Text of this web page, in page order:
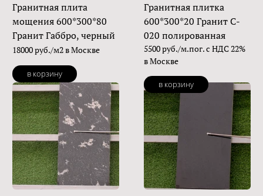
Гранитная плита
мощения 600*300*80
Гранит Габбро, черный
18000 руб./м2 в Москве
в корзину
Гранитная плитка
600*300*20 Гранит C-
020 полированная
5500 руб./м.пог. с НДС 22%
в Москве
в корзину